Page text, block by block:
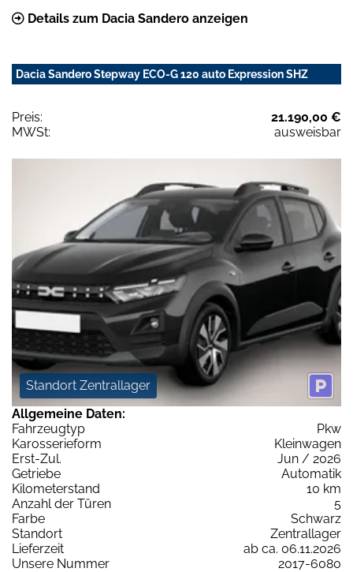
Details zum Dacia Sandero anzeigen
Dacia Sandero Stepway ECO-G 120 auto Expression SHZ
Preis:
21.190,00 €
MWSt:
ausweisbar
Standort Zentrallager
Allgemeine Daten:
Fahrzeugtyp
Pkw
Karosserieform
Kleinwagen
Erst-Zul.
Jun / 2026
Getriebe
Automatik
Kilometerstand
10 km
Anzahl der Türen
5
Farbe
Schwarz
Standort
Zentrallager
Lieferzeit
ab ca. 06.11.2026
Unsere Nummer
2017-6080